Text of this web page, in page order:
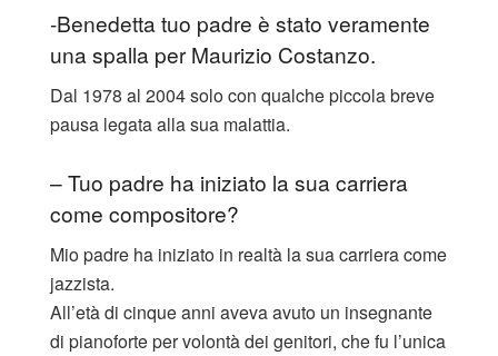
-Benedetta tuo padre è stato veramente
una spalla per Maurizio Costanzo.
Dal 1978 al 2004 solo con qualche piccola breve
pausa legata alla sua malattia.
– Tuo padre ha iniziato la sua carriera
come compositore?
Mio padre ha iniziato in realtà la sua carriera come
jazzista.
All’età di cinque anni aveva avuto un insegnante
di pianoforte per volontà dei genitori, che fu l’unica